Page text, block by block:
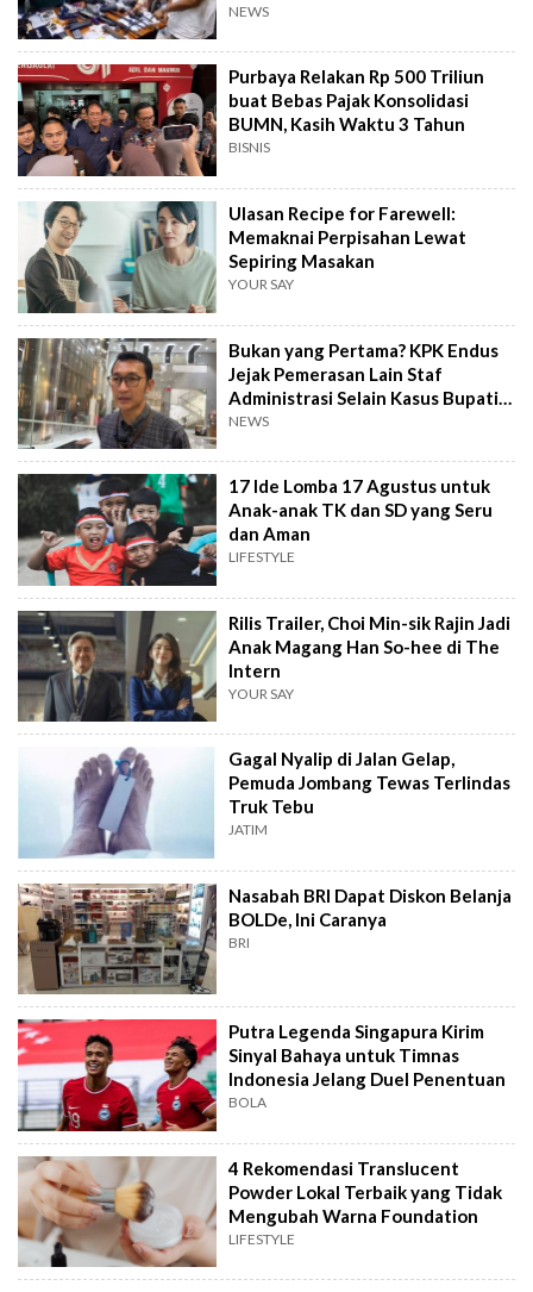
NEWS
Purbaya Relakan Rp 500 Triliun
buat Bebas Pajak Konsolidasi
BUMN, Kasih Waktu 3 Tahun
BISNIS
Ulasan Recipe for Farewell:
Memaknai Perpisahan Lewat
Sepiring Masakan
YOUR SAY
Bukan yang Pertama? KPK Endus
Jejak Pemerasan Lain Staf
Administrasi Selain Kasus Bupati
Pemalang
NEWS
17 Ide Lomba 17 Agustus untuk
Anak-anak TK dan SD yang Seru
dan Aman
LIFESTYLE
Rilis Trailer, Choi Min-sik Rajin Jadi
Anak Magang Han So-hee di The
Intern
YOUR SAY
Gagal Nyalip di Jalan Gelap,
Pemuda Jombang Tewas Terlindas
Truk Tebu
JATIM
Nasabah BRI Dapat Diskon Belanja
BOLDe, Ini Caranya
BRI
Putra Legenda Singapura Kirim
Sinyal Bahaya untuk Timnas
Indonesia Jelang Duel Penentuan
BOLA
4 Rekomendasi Translucent
Powder Lokal Terbaik yang Tidak
Mengubah Warna Foundation
LIFESTYLE